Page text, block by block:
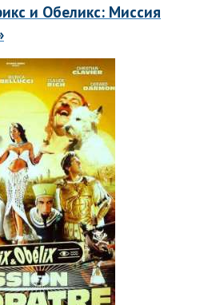
и Обеликс: Миссия